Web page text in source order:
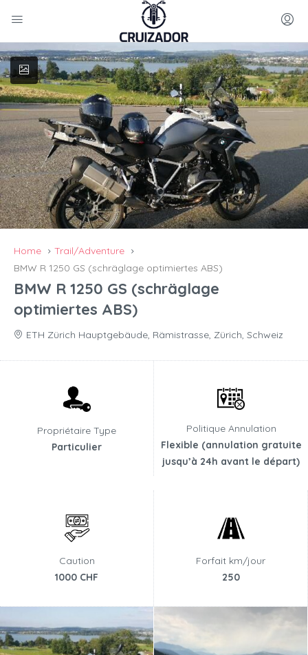
Home
Trail/Adventure
BMW R 1250 GS (schräglage optimiertes ABS)
BMW R 1250 GS (schräglage
optimiertes ABS)
ETH Zürich Hauptgebäude, Rämistrasse, Zürich, Schweiz
Propriétaire Type
Particulier
Politique Annulation
Flexible (annulation gratuite
jusqu’à 24h avant le départ)
Caution
1000 CHF
Forfait km/jour
250